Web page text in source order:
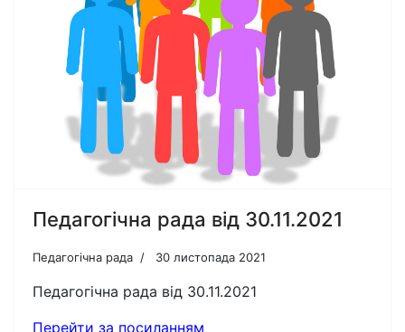
Педагогічна рада від 30.11.2021
Педагогічна рада 30 листопада 2021
Педагогічна рада від 30.11.2021
Перейти за посиланням